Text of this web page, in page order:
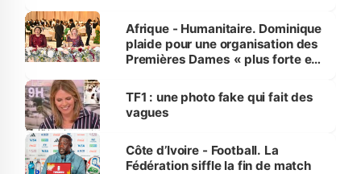
Afrique - Humanitaire. Dominique
plaide pour une organisation des
Premières Dames « plus forte et
sur la scène internationale »
TF1 : une photo fake qui fait des
vagues
Côte d’Ivoire - Football. La
Fédération siffle la fin de match